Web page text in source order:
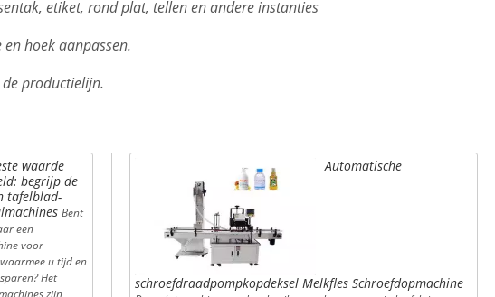
etiket, rond plat, tellen en andere instanties
hoek aanpassen.
productielijn.
waarde
begrijp de
tafelblad-
Bent
een
voor
u tijd en
Het
zijn
Automatische
schroefdraadpompkopdeksel Melkfles Schroefdopmachine